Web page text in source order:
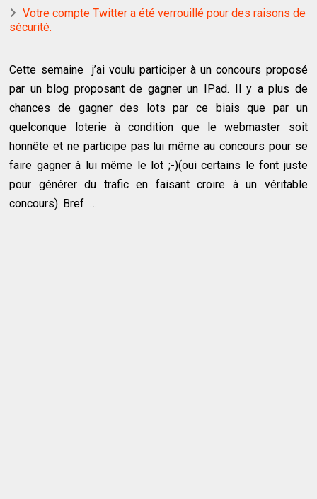
Votre compte Twitter a été verrouillé pour des raisons de
sécurité.
Cette semaine j’ai voulu participer à un concours proposé
par un blog proposant de gagner un IPad. Il y a plus de
chances de gagner des lots par ce biais que par un
quelconque loterie à condition que le webmaster soit
honnête et ne participe pas lui même au concours pour se
faire gagner à lui même le lot ;-)(oui certains le font juste
pour générer du trafic en faisant croire à un véritable
concours). Bref …